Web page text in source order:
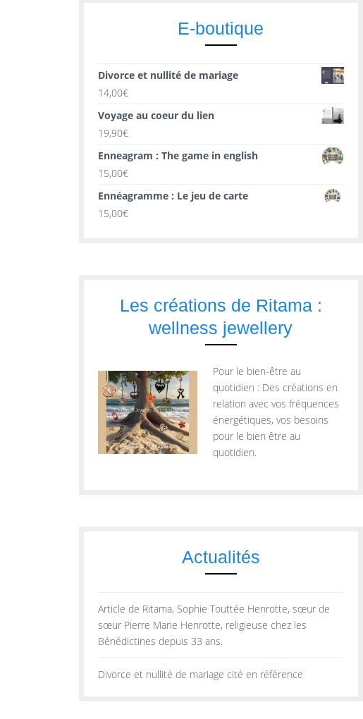
E-boutique
Divorce et nullité de mariage
14,00€
Voyage au coeur du lien
19,90€
Enneagram : The game in english
15,00€
Ennéagramme : Le jeu de carte
15,00€
Les créations de Ritama :
wellness jewellery
Pour le bien-être au
quotidien : Des créations en
relation avec vos fréquences
énergétiques, vos besoins
pour le bien être au
quotidien.
Actualités
Article de Ritama, Sophie Touttée Henrotte, sœur de
sœur Pierre Marie Henrotte, religieuse chez les
Bénédictines depuis 33 ans.
Divorce et nullité de mariage cité en référence